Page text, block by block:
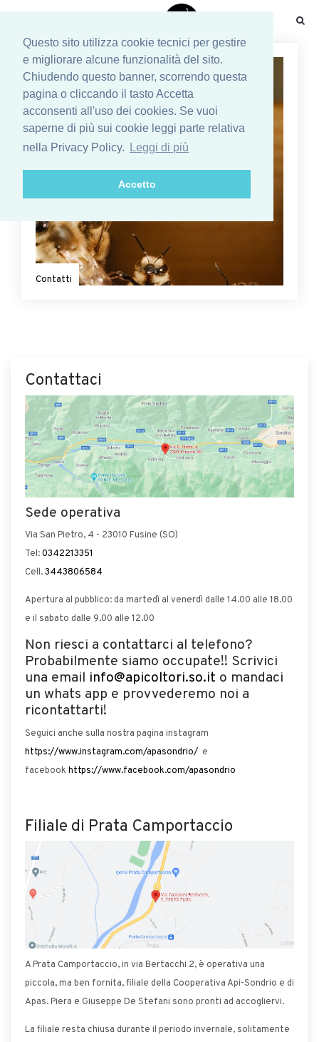
Questo sito utilizza cookie tecnici per gestire
e migliorare alcune funzionalità del sito.
Chiudendo questo banner, scorrendo questa
pagina o cliccando il tasto Accetta
acconsenti all'uso dei cookies. Se vuoi
saperne di più sui cookie leggi parte relativa
nella Privacy Policy.
Leggi di più
Accetto
Contatti
Contattaci
Sede operativa
Via San Pietro, 4 - 23010 Fusine (SO)
Tel:0342213351
Cell.3443806584
Apertura al pubblico: da martedì al venerdì dalle 14.00 alle 18.00
e il sabato dalle 9.00 alle 12.00
Non riesci a contattarci al telefono?
Probabilmente siamo occupate!! Scrivici
una email info@apicoltori.so.it o mandaci
un whats app e provvederemo noi a
ricontattarti!
Seguici anche sulla nostra pagina instagram
https://www.instagram.com/apasondrio/ e
facebook https://www.facebook.com/apasondrio
Filiale di Prata Camportaccio
A Prata Camportaccio, in via Bertacchi 2, è operativa una
piccola, ma ben fornita, filiale della Cooperativa Api-Sondrio e di
Apas. Piera e Giuseppe De Stefani sono pronti ad accogliervi.
La filiale resta chiusa durante il periodo invernale, solitamente